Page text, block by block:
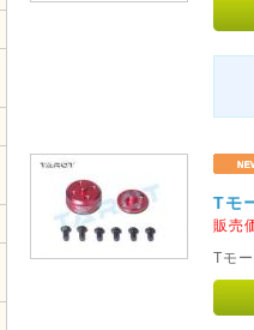
Tモ
販売
Tモ